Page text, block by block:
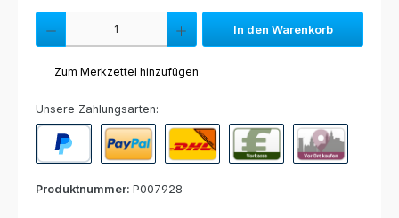
Produkt Anzahl: Gib den gewünschten Wert ein oder benutze die
In den Warenkorb
Zum Merkzettel hinzufügen
Unsere Zahlungsarten:
Produktnummer: P007928